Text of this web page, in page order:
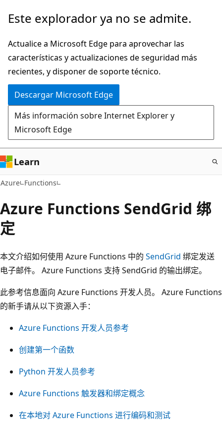
Ir
contenido
principal
Este explorador ya no se admite.
Actualice a Microsoft Edge para aprovechar las
características y actualizaciones de seguridad más
recientes, y disponer de soporte técnico.
Descargar Microsoft Edge
Más información sobre Internet Explorer y
Microsoft Edge
Learn
Azure Functions
Azure Functions SendGrid 绑
定
本文介绍如何使用 Azure Functions 中的 SendGrid 绑定发送
电子邮件。 Azure Functions 支持 SendGrid 的输出绑定。
此参考信息面向 Azure Functions 开发人员。 Azure Functions
的新手请从以下资源入手：
Azure Functions 开发人员参考
创建第一个函数
Python 开发人员参考
Azure Functions 触发器和绑定概念
在本地对 Azure Functions 进行编码和测试